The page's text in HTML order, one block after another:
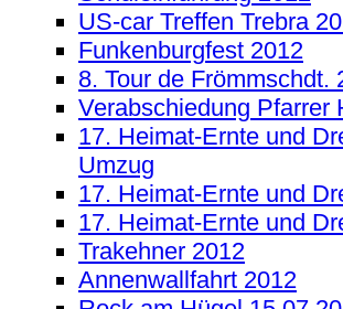
US-car Treffen Trebra
Funkenburgfest 2012
8. Tour de Frömmschdt.
Verabschiedung Pfarrer
17. Heimat-Ernte und
Umzug
17. Heimat-Ernte und
17. Heimat-Ernte und
Trakehner 2012
Annenwallfahrt 2012